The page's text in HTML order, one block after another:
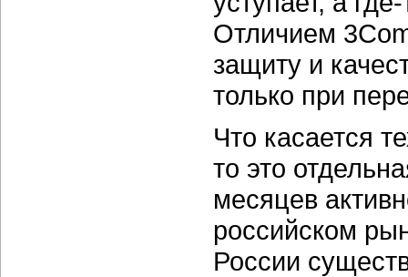
Отличием
защиту и
только при
Что касается
то это
месяцев
российском
России